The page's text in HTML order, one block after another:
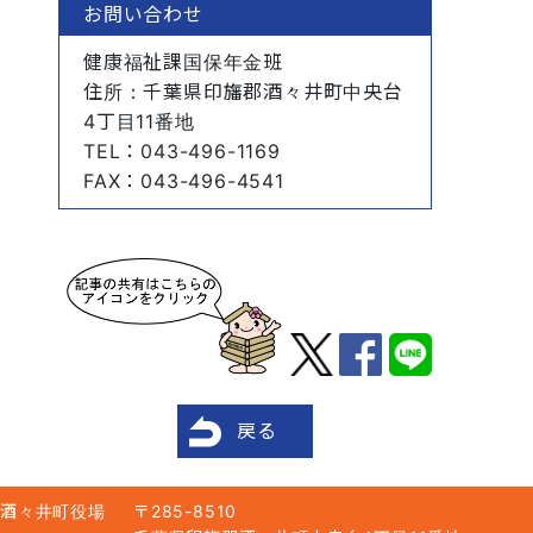
お問い合わせ
健康福祉課国保年金班
住所 ：千葉県印旛郡酒々井町中央台
4丁目11番地
TEL ：043-496-1169
FAX ：043-496-4541
戻る
酒々井町役場
〒285-8510